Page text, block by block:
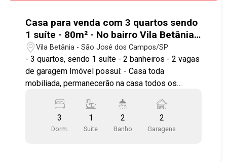
Casa para venda com 3 quartos sendo
1 suíte - 80m² - No bairro Vila Betânia -
SJCVila Betânia - São José dos Campos/SP
- 3 quartos, sendo 1 suíte - 2 banheiros - 2 vagas
de garagem Imóvel possuí: - Casa toda
mobiliada, permanecerão na casa todos os
planejada integrada com a sala - Armários
planejados - Área de serviço Ótima localização,
próximo ao Hospital Antoninho da Rocha Marmo,
3
Dorm.
1
Suite
2
Banho
2
Garagens